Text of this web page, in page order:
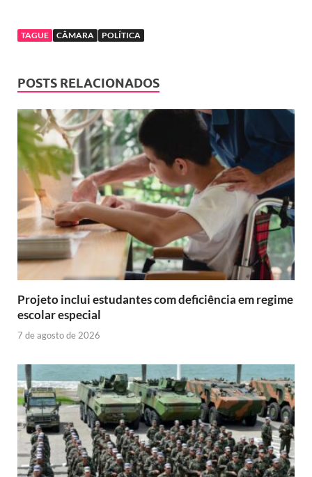
TAGUE CÂMARA POLÍTICA
POSTS RELACIONADOS
Projeto inclui estudantes com deficiência em regime
escolar especial
7 de agosto de 2026